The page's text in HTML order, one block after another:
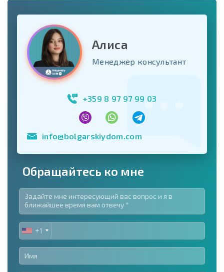
Алиса
Менеджер консультант
+359 8 97 97 99 03
info@bolgarskiydom.com
Обращайтесь ко мне
UNITED
STATES
+1
+1